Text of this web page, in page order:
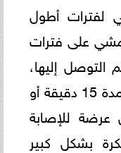
لفترات أطول
على فترات
التوصل إليها،
فإن الأشخاص الذين يمشون لمدة 15 دقيقة أو
عرضة للإصابة
بشكل كبير